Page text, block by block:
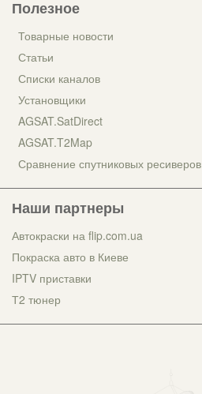
Полезное
Товарные новости
Статьи
Списки каналов
Установщики
AGSAT.SatDirect
AGSAT.T2Map
Сравнение спутниковых ресиверов
Наши партнеры
Автокраски на flip.com.ua
Покраска авто в Киеве
IPTV приставки
Т2 тюнер